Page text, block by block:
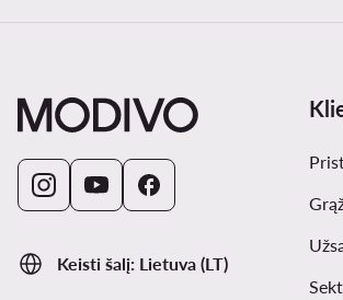
Keisti šalį: Lietuva (LT)